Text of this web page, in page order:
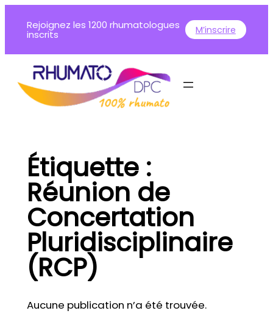
Rejoignez les 1200 rhumatologues
inscrits M’inscrire
Étiquette :
Réunion de
Concertation
Pluridisciplinaire
(RCP)
Aucune publication n’a été trouvée.